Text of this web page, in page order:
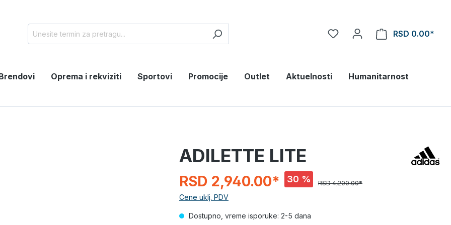
RSD 0.00*
Oprema i rekviziti Sportovi Promocije Outlet Aktuelnosti Humanitarnost
ADILETTE LITE
RSD 2,940.00* 30 % RSD 4,200.00*
Cene uklj. PDV
Dostupno, vreme isporuke: 2-5 dana